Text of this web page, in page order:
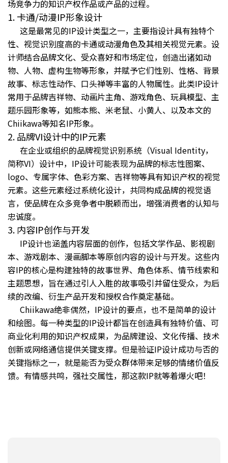
场竞争力的知识产权作品或产品的过程。
1. 卡通/动漫IP形象设计
这是最常见的IP设计类型之一，主要指设计具有独特个
性、视觉识别度高的卡通或动漫角色及其相关视觉元素。设
计师结合品牌文化、受众喜好和市场定位，创造出诸如动
物、人物、虚构生物等形象，并赋予它们性别、性格、背景
故事、标志性动作、口头禅等丰富的人物属性。此类IP设计
常用于品牌吉祥物、动画片主角、游戏角色、玩具模型、主
题乐园形象等，如熊本熊、米老鼠、小黄人、以及本文的
Chiikawa等知名IP形象。
2. 品牌VI设计中的IP元素
在企业或组织的品牌视觉识别系统（Visual Identity，
简称VI）设计中，IP设计可能表现为品牌的标志性图案、
logo、专属字体、色彩方案、吉祥物等具有知识产权的视觉
元素。这些元素经过系统化设计，共同构成品牌的视觉语
言，使品牌在众多竞争者中脱颖而出，增强消费者的认知与
忠诚度。
3. 内容IP创作与开发
IP设计也涵盖内容层面的创作，包括文学作品、影视剧
本、游戏剧本、漫画脚本等原创内容的设计与开发。这些内
容IP的核心是构建独特的故事世界、角色体系、情节线索和
主题思想，旨在通过引人入胜的故事吸引并留住受众，为后
续的改编、衍生产品开发和授权合作奠定基础。
Chiikawa绝非偶然，IP设计的要点，也不是简单的设计
和绘图。每一种类型的IP设计都旨在创造具有独特价值、可
商业化利用的知识产权成果，为品牌建设、文化传播、技术
创新或网络通信提供关键支撑。但是验证IP设计成功与否的
关键指标之一，就是能否为受众群体带来足够的情绪价值反
馈。有情感共鸣，强社交属性，那这款IP就等着爆火吧！